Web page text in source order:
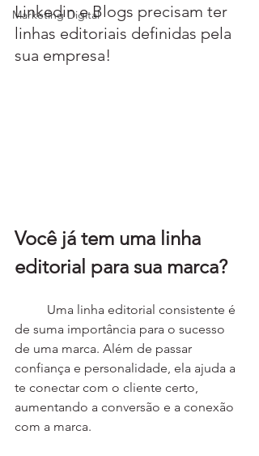
Marketing Digital
Linkedin e Blogs precisam ter
linhas editoriais definidas pela
sua empresa!
Você já tem uma linha
editorial para sua marca?
de suma importância para o sucesso
de uma marca. Além de passar
confiança e personalidade, ela ajuda a
te conectar com o cliente certo,
aumentando a conversão e a conexão
com a marca.